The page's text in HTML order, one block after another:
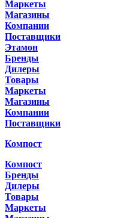
Маркеты
Магазины
Компании
Поставщики
Этамон
Бренды
Дилеры
Товары
Маркеты
Магазины
Компании
Поставщики
Компост
Компост
Бренды
Дилеры
Товары
Маркеты